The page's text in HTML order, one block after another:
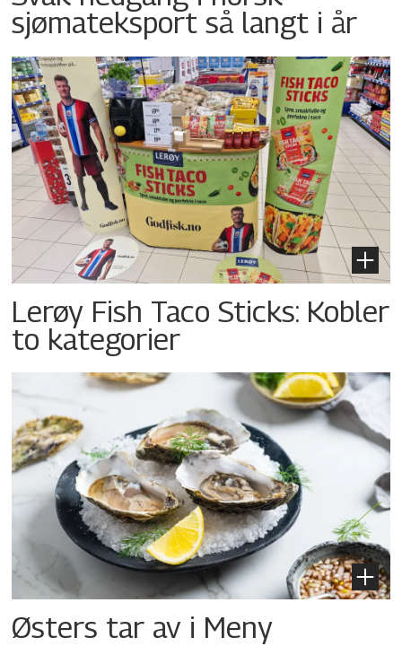
sjømateksport så langt i år
Lerøy Fish Taco Sticks: Kobler
to kategorier
Østers tar av i Meny